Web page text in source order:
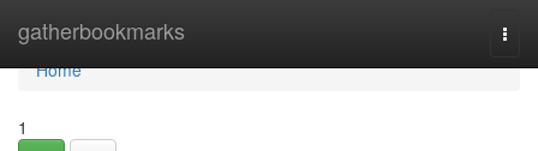
gatherbookmarks
Home
Home
1